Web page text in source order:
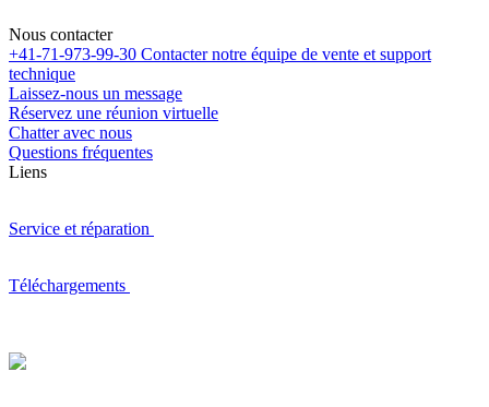
Nous contacter
+41-71-973-99-30 Contacter notre équipe de vente et support
technique
Laissez-nous un message
Réservez une réunion virtuelle
Chatter avec nous
Questions fréquentes
Liens
Service et réparation
Téléchargements